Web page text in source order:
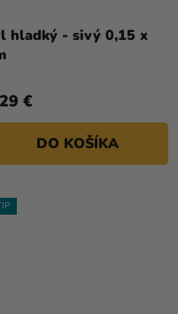
hladký - sivý 0,15 x
€
DO KOŠÍKA